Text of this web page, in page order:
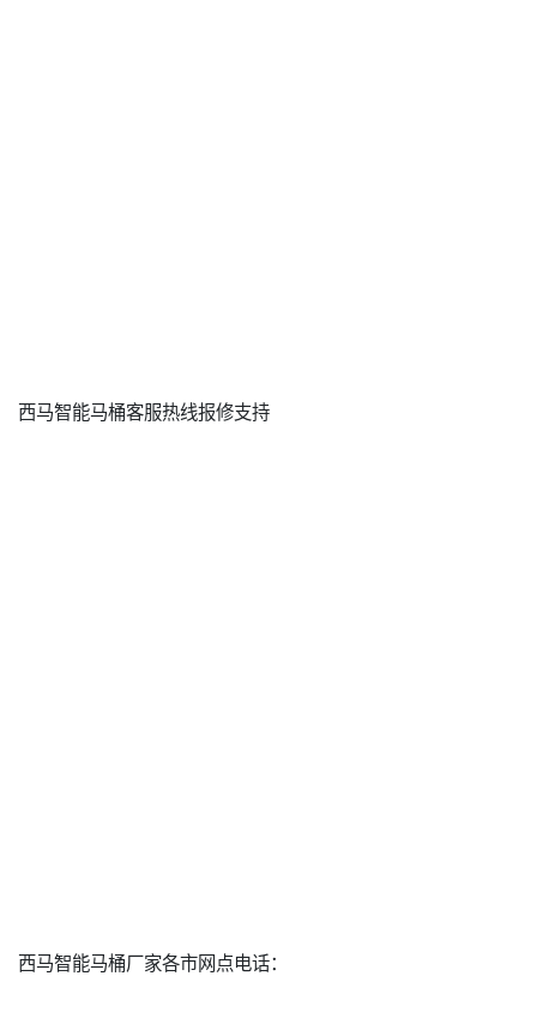
西马智能马桶客服热线报修支持
西马智能马桶厂家各市网点电话：